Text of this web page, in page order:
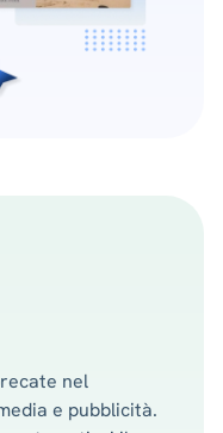
nel
e pubblicità.